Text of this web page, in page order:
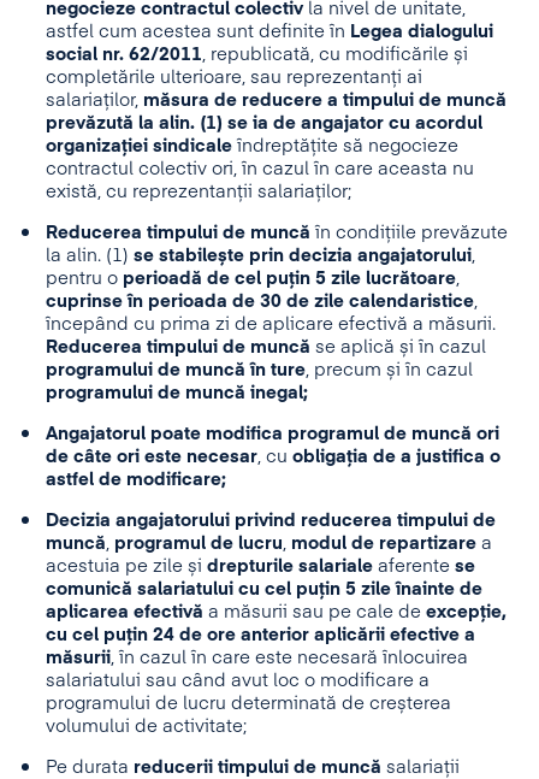
negocieze contractul colectiv la nivel de unitate,
astfel cum acestea sunt definite în Legea dialogului
social nr. 62/2011, republicată, cu modificările și
completările ulterioare, sau reprezentanți ai
salariaților, măsura de reducere a timpului de muncă
prevăzută la alin. (1) se ia de angajator cu acordul
organizației sindicale îndreptățite să negocieze
contractul colectiv ori, în cazul în care aceasta nu
există, cu reprezentanții salariaților;
Reducerea timpului de muncă în condițiile prevăzute
la alin. (1) se stabilește prin decizia angajatorului,
pentru o perioadă de cel puțin 5 zile lucrătoare,
cuprinse în perioada de 30 de zile calendaristice,
începând cu prima zi de aplicare efectivă a măsurii.
Reducerea timpului de muncă se aplică și în cazul
programului de muncă în ture, precum și în cazul
programului de muncă inegal;
Angajatorul poate modifica programul de muncă ori
de câte ori este necesar, cu obligația de a justifica o
astfel de modificare;
Decizia angajatorului privind reducerea timpului de
muncă, programul de lucru, modul de repartizare a
acestuia pe zile și drepturile salariale aferente se
comunică salariatului cu cel puțin 5 zile înainte de
aplicarea efectivă a măsurii sau pe cale de excepție,
cu cel puțin 24 de ore anterior aplicării efective a
măsurii, în cazul în care este necesară înlocuirea
salariatului sau când avut loc o modificare a
programului de lucru determinată de creșterea
volumului de activitate;
Pe durata reducerii timpului de muncă salariații